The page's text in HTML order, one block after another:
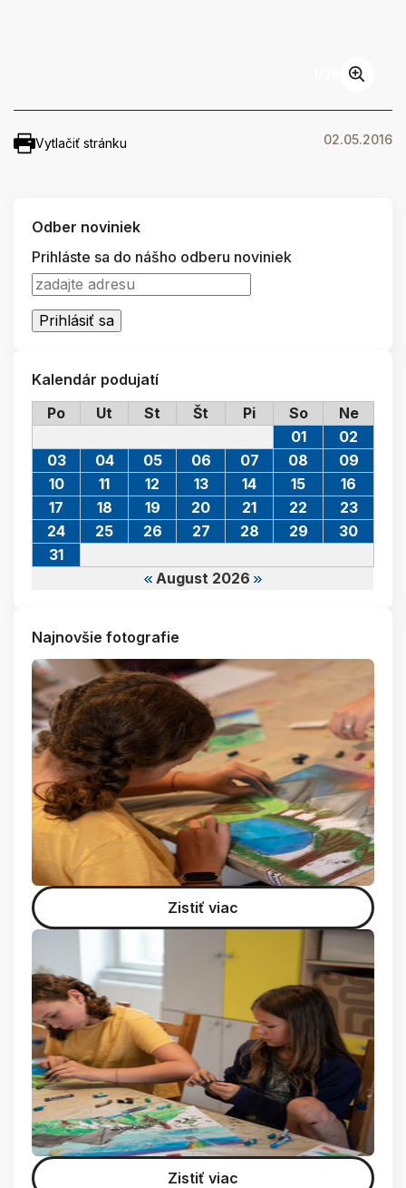
Vytlačiť stránku 02.05.2016
Odber noviniek
Prihláste sa do nášho odberu noviniek
Kalendár podujatí
Po
Ut St Št Pi So Ne
August 2026
01
02
03
04 05 06 07 08
09
10
11 12 13 14 15
16
17
18 19 20 21 22
23
24
25 26 27 28 29
30
31
Najnovšie fotografie
Zistiť viac
Zistiť viac